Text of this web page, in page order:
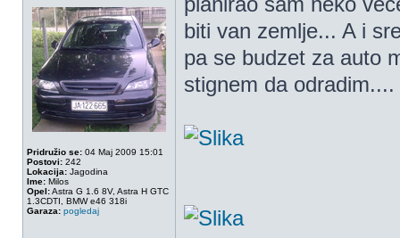
Pridružio se: 04 Maj 2009 15:01
Postovi: 242
Lokacija: Jagodina
Ime: Milos
Opel:Astra G 1.6 8V, Astra H GTC
1.3CDTI, BMW e46 318i
Garaza: pogledaj
biti van zemlje... A i
pa se budzet za auto
stignem da odradim....